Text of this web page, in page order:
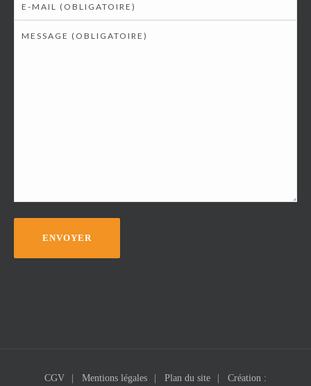
CGV Mentions légales Plan du site Création :